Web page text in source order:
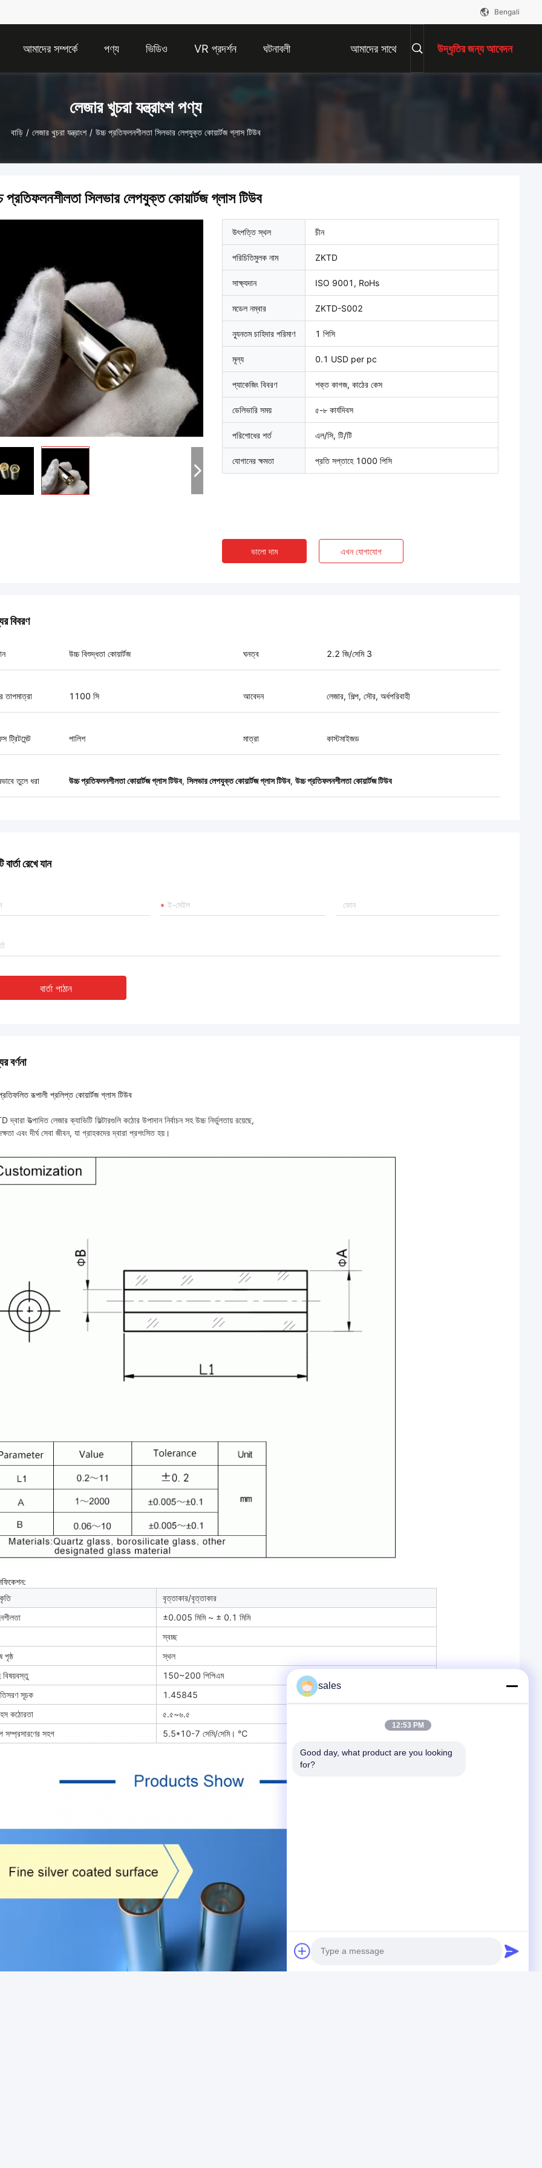
Bengali
আমাদের সম্পর্কে পণ্য ভিডিও VR প্রদর্শন ঘটনাবলী আমাদের সাথে উদ্ধৃতির জন্য আবেদন
লেজার খুচরা যন্ত্রাংশ পণ্য
বাড়ি / লেজার খুচরা যন্ত্রাংশ / উচ্চ প্রতিফলনশীলতা সিলভার লেপযুক্ত কোয়ার্টজ গ্লাস টিউব
প্রতিফলনশীলতা সিলভার লেপযুক্ত কোয়ার্টজ গ্লাস টিউব
উৎপত্তি স্থল চীন
পরিচিতিমুলক নাম ZKTD
সাক্ষ্যদান ISO 9001, RoHs
মডেল নম্বার ZKTD-S002
ন্যূনতম চাহিদার পরিমাণ 1 পিসি
মূল্য 0.1 USD per pc
প্যাকেজিং বিবরণ শক্ত কাগজ, কাঠের কেস
ডেলিভারি সময় ৫-৮ কার্যদিবস
পরিশোধের শর্ত এল/সি, টি/টি
যোগানের ক্ষমতা প্রতি সপ্তাহে 1000 পিসি
ভালো দাম এখন যোগাযোগ
বিবরণ
উচ্চ বিশুদ্ধতা কোয়ার্টজ ঘনত্ব 2.2 জি/সেমি 3
তাপমাত্রা 1100 সি আবেদন লেজার, শিল্প, সৌর, অর্ধপরিবাহী
ট্রিটমেন্ট পালিশ মাত্রা কাস্টমাইজড
তুলে ধরা উচ্চ প্রতিফলনশীলতা কোয়ার্টজ গ্লাস টিউব, সিলভার লেপযুক্ত কোয়ার্টজ গ্লাস টিউব, উচ্চ প্রতিফলনশীলতা কোয়ার্টজ টিউব
বার্তা রেখে যান
বার্তা পাঠান
বর্ণনা
রূপালী প্রলিপ্ত কোয়ার্টজ গ্লাস টিউব
দ্বারা উত্পাদিত লেজার ক্যাভিটি ফিল্টারগুলি কঠোর উপাদান নির্বাচন সহ উচ্চ নির্ভুলতায় রয়েছে,
এবং দীর্ঘ সেবা জীবন, যা গ্রাহকদের দ্বারা প্রশংসিত হয়।
বৃত্তাকার/বৃত্তাকার
±0.005 মিমি ~ ± 0.1 মিমি
স্বচ্ছ
পৃষ্ঠ
স্থল
150~200 পিপিএম
সূচক
1.45845
কঠোরতা
৫.৫~৬.৫
সম্প্রসারণের সহগ
5.5*10-7 সেমি/সেমি। ℃
sales
12:53 PM
Good day, what product are you looking
for?